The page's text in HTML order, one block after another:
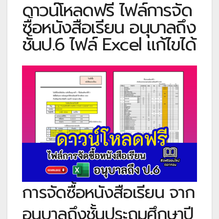
ดาวน์โหลดฟรี ไฟล์การจัด
ซื้อหนังสือเรียน อนุบาลถึง
ชั้นป.6 ไฟล์ Excel แก้ไขได้
การจัดซื้อหนังสือเรียน จาก
อนุบาลถึงชั้นประถมศึกษาปี